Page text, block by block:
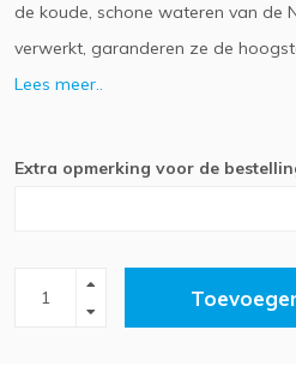
de koude, schone wateren van de
verwerkt, garanderen ze de
Lees meer..
Extra opmerking voor de